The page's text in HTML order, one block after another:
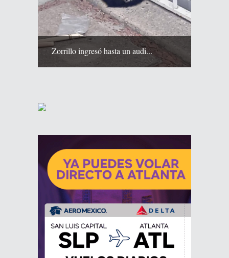
Zorrillo ingresó hasta un audi...